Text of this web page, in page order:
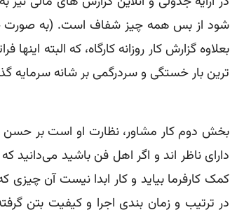
شود از بس همه چیز شفاف است. (به صورت
بعلاوه گزارش کار روزانه کارگاه، که البته
ترین بار خستگی و سردرگمی بر شانه سرمایه
بخش دوم کار مشاور، نظارت او است بر حسن
دارای ناظر اند و اگر اهل فن باشید
کمک کارفرما بیاید و کار ابدا نیست آن چیزی
در ترتیب و زمان بندی اجرا و کیفیت بتن